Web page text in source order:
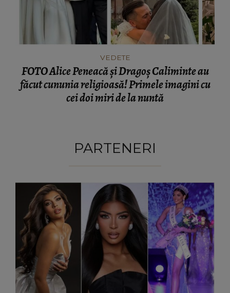
VEDETE
FOTO Alice Peneacă și Dragoș Caliminte au
făcut cununia religioasă! Primele imagini cu
cei doi miri de la nuntă
PARTENERI